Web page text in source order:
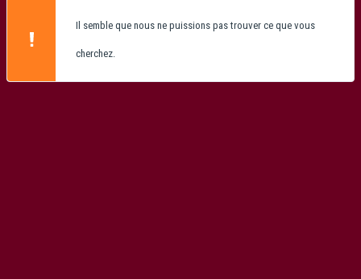
Il semble que nous ne puissions pas trouver ce que vous
cherchez.